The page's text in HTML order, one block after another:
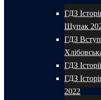
ГДЗ
Щупак
ГДЗ Вступ
ГДЗ
ГДЗ
2022